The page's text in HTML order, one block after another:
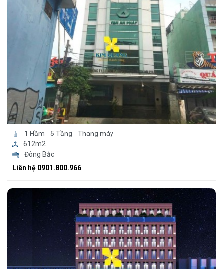
1 Hầm - 5 Tầng - Thang máy
612m2
Đông Bắc
Liên hệ 0901.800.966